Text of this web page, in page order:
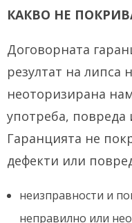
КАКВО НЕ
Договорната
резултат на липса
неоторизирана
употреба,
Гаранцията не
дефекти или
неизправности и
неправилно или